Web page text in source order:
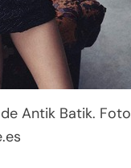
Antik Batik. Foto